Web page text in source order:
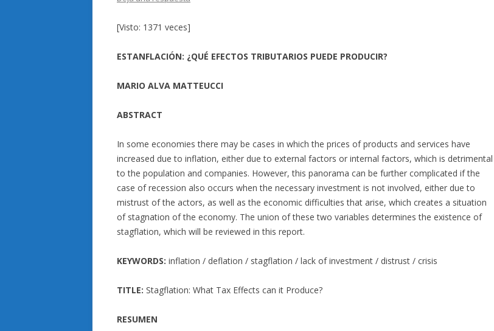
[Visto: 1371 veces]
ESTANFLACIÓN: ¿QUÉ EFECTOS TRIBUTARIOS PUEDE PRODUCIR?
MARIO ALVA MATTEUCCI
ABSTRACT
In some economies there may be cases in which the prices of products and services have
increased due to inflation, either due to external factors or internal factors, which is detrimental
to the population and companies. However, this panorama can be further complicated if the
case of recession also occurs when the necessary investment is not involved, either due to
mistrust of the actors, as well as the economic difficulties that arise, which creates a situation
of stagnation of the economy. The union of these two variables determines the existence of
stagflation, which will be reviewed in this report.
KEYWORDS: inflation / deflation / stagflation / lack of investment / distrust / crisis
TITLE: Stagflation: What Tax Effects can it Produce?
RESUMEN